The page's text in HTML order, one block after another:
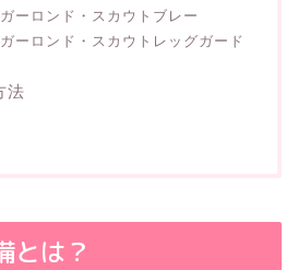
ーロンド・スカウトブレー
ーロンド・スカウトレッグガード
法
とは？